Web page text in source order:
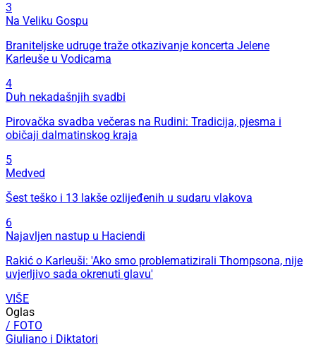
3
Na Veliku Gospu
Braniteljske udruge traže otkazivanje koncerta Jelene
Karleuše u Vodicama
4
Duh nekadašnjih svadbi
Pirovačka svadba večeras na Rudini: Tradicija, pjesma i
običaji dalmatinskog kraja
5
Medved
Šest teško i 13 lakše ozlijeđenih u sudaru vlakova
6
Najavljen nastup u Haciendi
Rakić o Karleuši: 'Ako smo problematizirali Thompsona, nije
uvjerljivo sada okrenuti glavu'
VIŠE
Oglas
/ FOTO
Giuliano i Diktatori